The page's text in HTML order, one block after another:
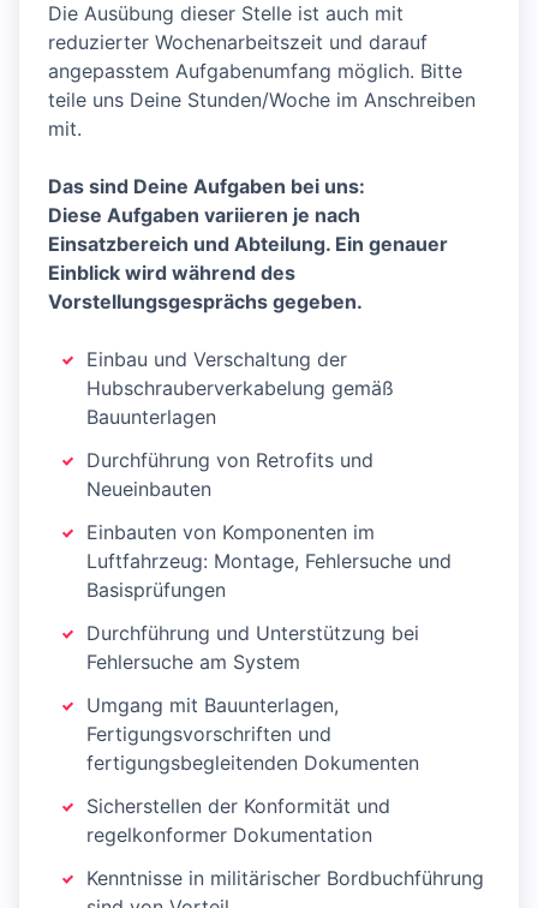
Die Ausübung dieser Stelle ist auch mit
reduzierter Wochenarbeitszeit und darauf
angepasstem Aufgabenumfang möglich. Bitte
teile uns Deine Stunden/Woche im Anschreiben
mit.
Das sind Deine Aufgaben bei uns:
Diese Aufgaben variieren je nach
Einsatzbereich und Abteilung. Ein genauer
Einblick wird während des
Vorstellungsgesprächs gegeben.
Einbau und Verschaltung der
Hubschrauberverkabelung gemäß
Bauunterlagen
Durchführung von Retrofits und
Neueinbauten
Einbauten von Komponenten im
Luftfahrzeug: Montage, Fehlersuche und
Basisprüfungen
Durchführung und Unterstützung bei
Fehlersuche am System
Umgang mit Bauunterlagen,
Fertigungsvorschriften und
fertigungsbegleitenden Dokumenten
Sicherstellen der Konformität und
regelkonformer Dokumentation
Kenntnisse in militärischer Bordbuchführung